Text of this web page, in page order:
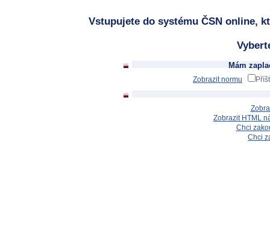
Vstupujete do systému ČSN online,
Mám
Zobrazit normu
Zobrazit HTML
Chci
Chci